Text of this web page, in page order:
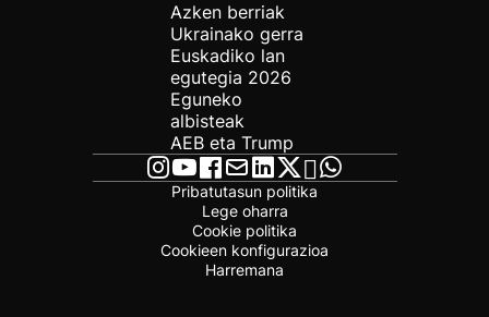
Azken berriak
Ukrainako gerra
Euskadiko lan
egutegia 2026
Eguneko
albisteak
AEB eta Trump
Pribatutasun politika
Lege oharra
Cookie politika
Cookieen konfigurazioa
Harremana